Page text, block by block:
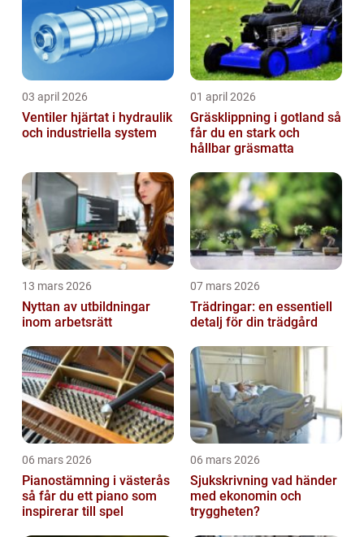
03 april 2026
Ventiler hjärtat i hydraulik
och industriella system
01 april 2026
Gräsklippning i gotland så
får du en stark och
hållbar gräsmatta
13 mars 2026
Nyttan av utbildningar
inom arbetsrätt
07 mars 2026
Trädringar: en essentiell
detalj för din trädgård
06 mars 2026
Pianostämning i västerås
så får du ett piano som
inspirerar till spel
06 mars 2026
Sjukskrivning vad händer
med ekonomin och
tryggheten?